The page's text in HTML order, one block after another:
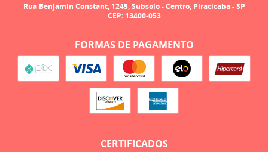
Rua Benjamin Constant, 1245, Subsolo-Centro, Piracicaba-SP
CEP: 13400-053
FORMAS DE PAGAMENTO
CERTIFICADOS